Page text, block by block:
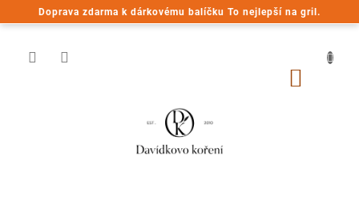
Doprava zdarma k dárkovému balíčku To nejlepší na gril.
na